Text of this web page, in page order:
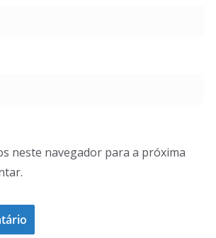
neste navegador para a próxima